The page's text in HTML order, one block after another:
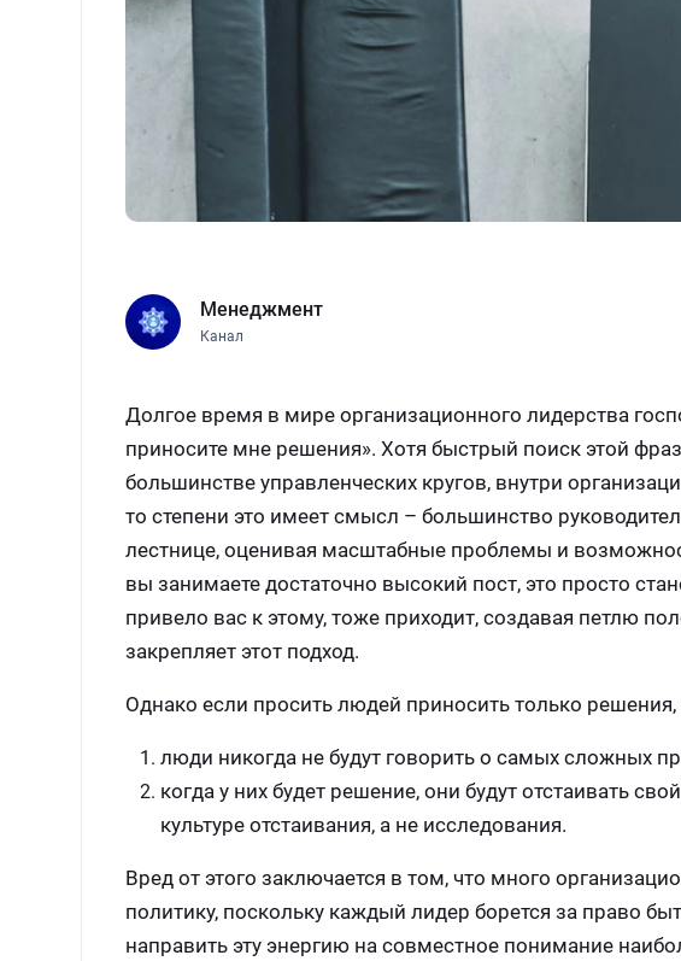
Менеджмент
Канал
Долгое время в мире организационного лидерства
приносите мне решения». Хотя быстрый поиск этой
большинстве управленческих кругов, внутри
то степени это имеет смысл – большинство
лестнице, оценивая масштабные проблемы и
вы занимаете достаточно высокий пост, это просто
привело вас к этому, тоже приходит, создавая петлю
закрепляет этот подход.
Однако если просить людей приносить только решения,
люди никогда не будут говорить о самых сложных
когда у них будет решение, они будут отстаивать
культуре отстаивания, а не исследования.
Вред от этого заключается в том, что много
политику, поскольку каждый лидер борется за право
направить эту энергию на совместное понимание